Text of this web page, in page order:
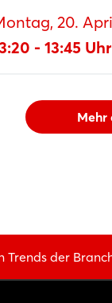
20.
- 13:45 Uhr
Mehr
Trends der